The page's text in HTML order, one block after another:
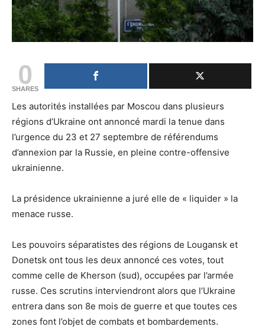
0
SHARES
Les autorités installées par Moscou dans plusieurs
régions d’Ukraine ont annoncé mardi la tenue dans
l’urgence du 23 et 27 septembre de référendums
d’annexion par la Russie, en pleine contre-offensive
ukrainienne.
La présidence ukrainienne a juré elle de « liquider » la
menace russe.
Les pouvoirs séparatistes des régions de Lougansk et
Donetsk ont tous les deux annoncé ces votes, tout
comme celle de Kherson (sud), occupées par l’armée
russe. Ces scrutins interviendront alors que l’Ukraine
entrera dans son 8e mois de guerre et que toutes ces
zones font l’objet de combats et bombardements.